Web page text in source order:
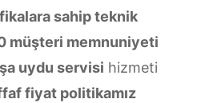
sahip teknik
müşteri memnuniyeti
uydu servisi hizmeti
fiyat politikamız